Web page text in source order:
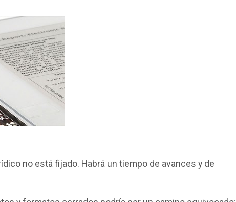
no está fijado. Habrá un tiempo de avances y de